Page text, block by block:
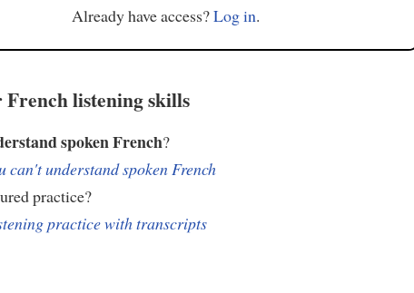
Already have access?Log in.
listening skills
spoken French?
can't understand spoken French
practice?
practice with transcripts